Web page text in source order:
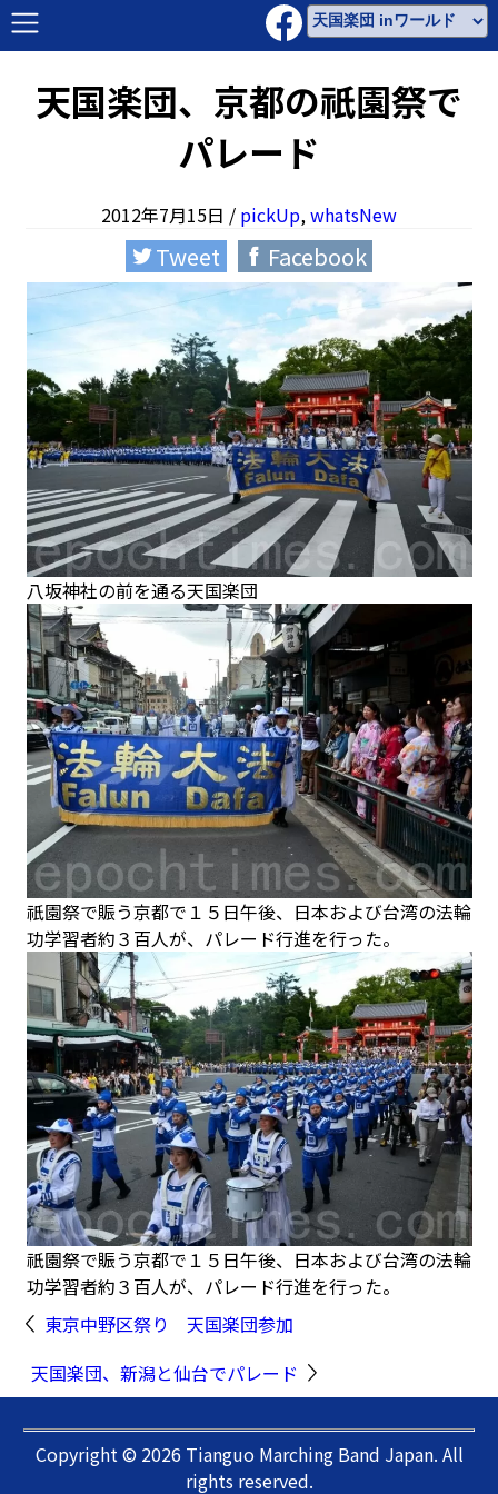
天国楽団、京都の祇園祭で
パレード
2012年7月15日 / pickUp,whatsNew
Tweet Facebook
八坂神社の前を通る天国楽団
祇園祭で賑う京都で１５日午後、日本および台湾の法輪
功学習者約３百人が、パレード行進を行った。
祇園祭で賑う京都で１５日午後、日本および台湾の法輪
功学習者約３百人が、パレード行進を行った。
東京中野区祭り 天国楽団参加
天国楽団、新潟と仙台でパレード
Copyright © 2026 Tianguo Marching Band Japan. All
rights reserved.